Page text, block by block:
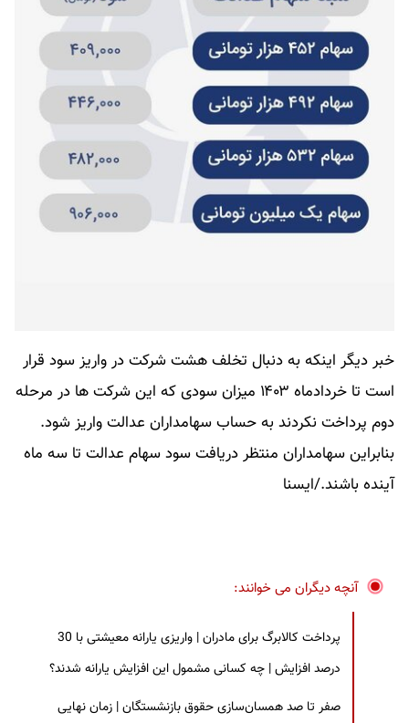
خبر دیگر اینکه به دنبال تخلف هشت شرکت در واریز سود قرار
است تا خردادماه ۱۴۰۳ میزان سودی که این شرکت ها در مرحله
دوم پرداخت نکردند به حساب سهامداران عدالت واریز شود.
بنابراین سهامداران منتظر دریافت سود سهام عدالت تا سه ماه
آینده باشند./ایسنا
آنچه دیگران می خوانند:
پرداخت کالابرگ برای مادران | واریزی یارانه معیشتی با 30
درصد افزایش | چه کسانی مشمول این افزایش یارانه شدند؟
صفر تا صد همسان‌سازی حقوق بازنشستگان | زمان نهایی